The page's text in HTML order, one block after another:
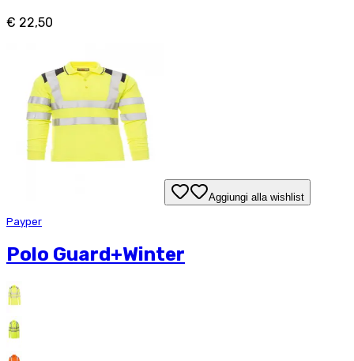
€ 22,50
Aggiungi alla wishlist
Payper
Polo Guard+Winter